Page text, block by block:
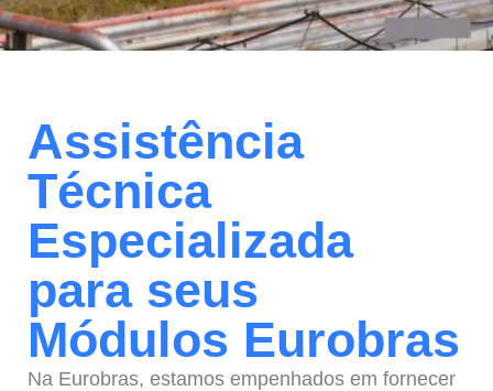
Assistência
Técnica
Especializada
para seus
Módulos Eurobras
Na Eurobras, estamos empenhados em fornecer